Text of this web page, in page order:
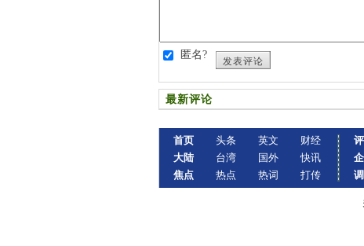
匿名?
发表评论
最新评论
首页
大陆
焦点
头条
台湾
热点
英文
国外
热词
财经
快讯
打传